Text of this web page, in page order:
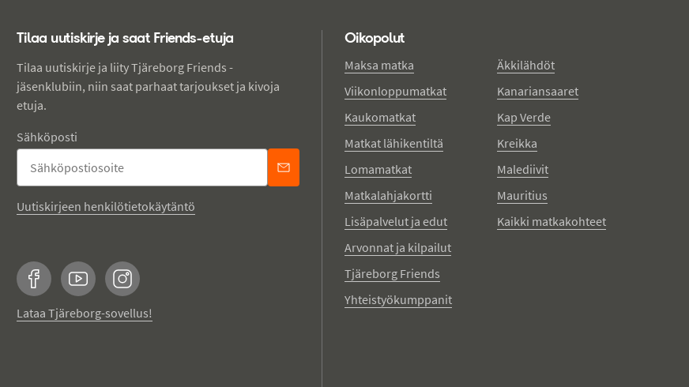
Tilaa uutiskirje ja saat Friends-etuja
Tilaa uutiskirje ja liity Tjäreborg Friends -
jäsenklubiin, niin saat parhaat tarjoukset ja kivoja
etuja.
Sähköposti
Uutiskirjeen henkilötietokäytäntö
FacebookYouTubeInstagram
Lataa Tjäreborg-sovellus!
Oikopolut
Maksa matka
Viikonloppumatkat
Kaukomatkat
Matkat lähikentiltä
Lomamatkat
Matkalahjakortti
Lisäpalvelut ja edut
Arvonnat ja kilpailut
Tjäreborg Friends
Yhteistyökumppanit
Äkkilähdöt
Kanariansaaret
Kap Verde
Kreikka
Malediivit
Mauritius
Kaikki matkakohteet